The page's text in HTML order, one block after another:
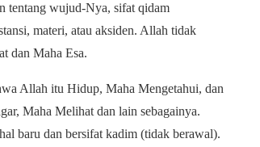
tentang wujud-Nya, sifat qidam
materi, atau aksiden. Allah tidak
dan Maha Esa.
Allah itu Hidup, Maha Mengetahui, dan
Maha Melihat dan lain sebagainya.
baru dan bersifat kadim (tidak berawal).